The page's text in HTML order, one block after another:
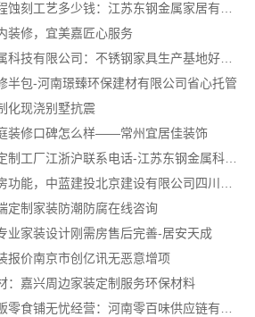
装修，宜美嘉匠心服务
江苏东钢金属科技有限公司：不锈钢家具生产基地好不好
半包-河南璟臻环保建材有限公司省心托管
化现浇别墅抗震
装修口碑怎么样——常州宜居佳装饰
不锈钢衣柜定制工厂江浙沪联系电话-江苏东钢金属科技有限公司
定制家装防潮防腐在线咨询
业家装设计刚需房售后完善-居安天成
报价南京市创亿讯无恶意增项
：嘉兴周边家装定制服务环保材料